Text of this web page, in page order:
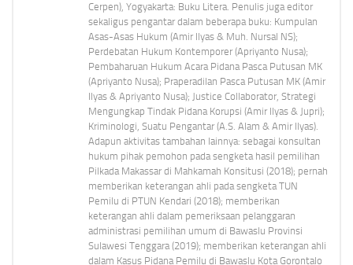
Cerpen), Yogyakarta: Buku Litera. Penulis juga editor
sekaligus pengantar dalam beberapa buku: Kumpulan
Asas-Asas Hukum (Amir Ilyas & Muh. Nursal NS);
Perdebatan Hukum Kontemporer (Apriyanto Nusa);
Pembaharuan Hukum Acara Pidana Pasca Putusan MK
(Apriyanto Nusa); Praperadilan Pasca Putusan MK (Amir
Ilyas & Apriyanto Nusa); Justice Collaborator, Strategi
Mengungkap Tindak Pidana Korupsi (Amir Ilyas & Jupri);
Kriminologi, Suatu Pengantar (A.S. Alam & Amir Ilyas).
Adapun aktivitas tambahan lainnya: sebagai konsultan
hukum pihak pemohon pada sengketa hasil pemilihan
Pilkada Makassar di Mahkamah Konsitusi (2018); pernah
memberikan keterangan ahli pada sengketa TUN
Pemilu di PTUN Kendari (2018); memberikan
keterangan ahli dalam pemeriksaan pelanggaran
administrasi pemilihan umum di Bawaslu Provinsi
Sulawesi Tenggara (2019); memberikan keterangan ahli
dalam Kasus Pidana Pemilu di Bawaslu Kota Gorontalo